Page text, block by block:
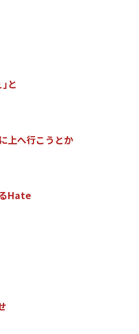
｣ と
上へ行こ う とか
Hate